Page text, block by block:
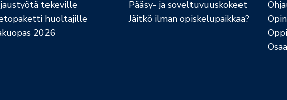
tekeville
huoltajille
2026
Pääsy- ja soveltuvuuskokeet
Jäitkö ilman opiskelupaikkaa?